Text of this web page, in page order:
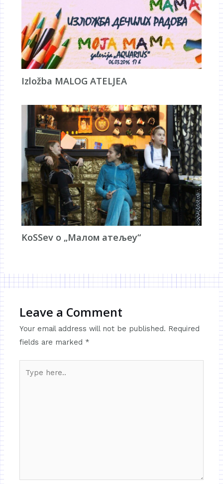
Izložba MALOG ATELJEA
KoSSev о „Малом атељеу“
Leave a Comment
Your email address will not be published. Required
fields are marked *